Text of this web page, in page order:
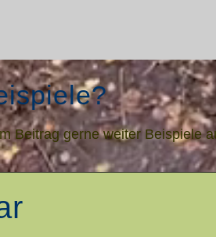
Beitrag gerne weiter Beispiele